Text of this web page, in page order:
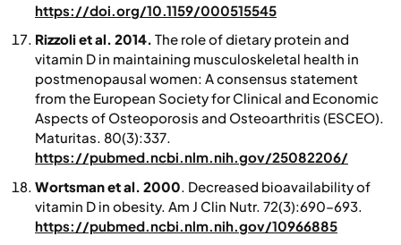
https://doi.org/10.1159/000515545
Rizzoli et al. 2014. The role of dietary protein and
vitamin D in maintaining musculoskeletal health in
postmenopausal women: A consensus statement
from the European Society for Clinical and Economic
Aspects of Osteoporosis and Osteoarthritis (ESCEO).
Maturitas. 80(3):337.
https://pubmed.ncbi.nlm.nih.gov/25082206/
Wortsman et al. 2000 . Decreased bioavailability of
vitamin D in obesity. Am J Clin Nutr. 72(3):690–693.
https://pubmed.ncbi.nlm.nih.gov/10966885